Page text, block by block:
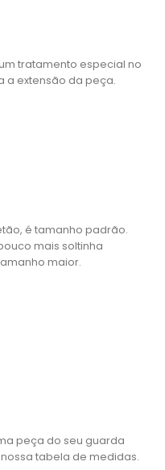
tratamento especial no
a extensão da peça.
é tamanho padrão.
mais soltinha
maior.
peça do seu guarda
tabela de medidas.